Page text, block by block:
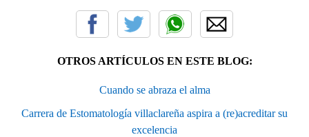
OTROS ARTÍCULOS EN ESTE BLOG:
Cuando se abraza el alma
Carrera de Estomatología villaclareña aspira a (re)acreditar su
excelencia